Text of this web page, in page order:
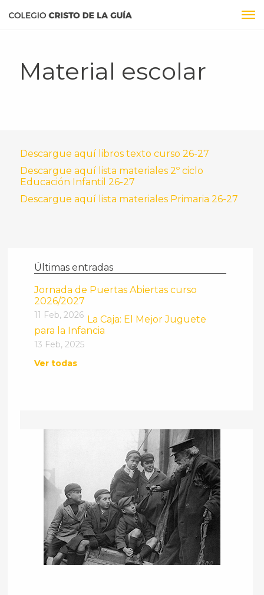
Material escolar
Descargue aquí libros texto curso 26-27
Descargue aquí lista materiales 2º ciclo
Educación Infantil 26-27
Descargue aquí lista materiales Primaria 26-27
Últimas entradas
Jornada de Puertas Abiertas curso
2026/2027
11 Feb, 2026 La Caja: El Mejor Juguete
para la Infancia
13 Feb, 2025
Ver todas